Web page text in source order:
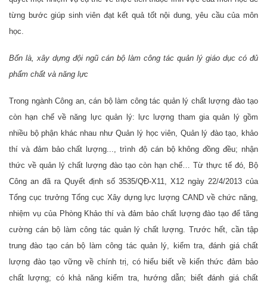
từng bước giúp sinh viên đạt kết quả tốt nội dung, yêu cầu của môn
học.
Bốn là, xây dựng đội ngũ cán bộ làm công tác quản lý giáo dục có đủ
phẩm chất và năng lực
Trong ngành Công an, cán bộ làm công tác quản lý chất lượng đào tạo
còn hạn chế về năng lực quản lý: lực lượng tham gia quản lý gồm
nhiều bộ phận khác nhau như Quản lý học viên, Quản lý đào tạo, khảo
thí và đảm bảo chất lượng..., trình độ cán bộ không đồng đều; nhận
thức về quản lý chất lượng đào tạo còn hạn chế… Từ thực tế đó, Bộ
Công an đã ra Quyết định số 3535/QĐ-X11, X12 ngày 22/4/2013 của
Tổng cục trưởng Tổng cục Xây dựng lực lượng CAND về chức năng,
nhiệm vụ của Phòng Khảo thí và đảm bảo chất lượng đào tạo để tăng
cường cán bộ làm công tác quản lý chất lượng. Trước hết, cần tập
trung đào tạo cán bộ làm công tác quản lý, kiểm tra, đánh giá chất
lượng đào tạo vững về chính trị, có hiểu biết về kiến thức đảm bảo
chất lượng; có khả năng kiểm tra, hướng dẫn; biết đánh giá chất